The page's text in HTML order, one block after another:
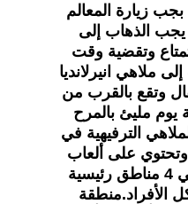
بجب زيارة المعالم
يجب الذهاب إلى
وتقضية وقت
ملاهي انيرلانديا
وتقع بالقرب من
مليئ بالمرح
الترفيهية في
على ألعاب
كثيرة للصغار والكبار في 4 مناطق رئيسية
الأفراد.منطقة